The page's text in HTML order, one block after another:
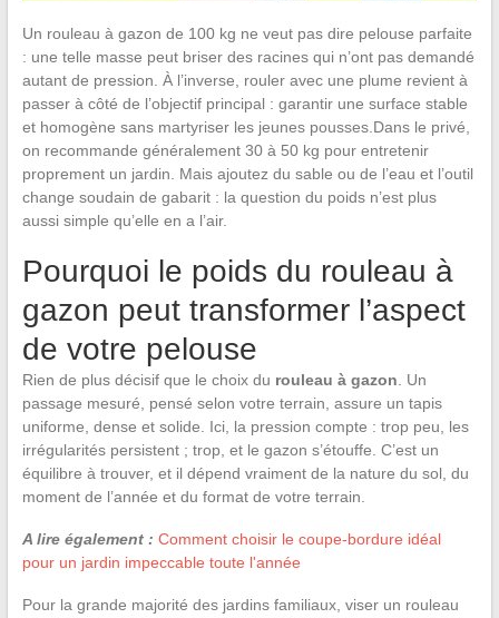
Un rouleau à gazon de 100 kg ne veut pas dire pelouse parfaite
: une telle masse peut briser des racines qui n’ont pas demandé
autant de pression. À l’inverse, rouler avec une plume revient à
passer à côté de l’objectif principal : garantir une surface stable
et homogène sans martyriser les jeunes pousses.Dans le privé,
on recommande généralement 30 à 50 kg pour entretenir
proprement un jardin. Mais ajoutez du sable ou de l’eau et l’outil
change soudain de gabarit : la question du poids n’est plus
aussi simple qu’elle en a l’air.
Pourquoi le poids du rouleau à
gazon peut transformer l’aspect
de votre pelouse
Rien de plus décisif que le choix du rouleau à gazon . Un
passage mesuré, pensé selon votre terrain, assure un tapis
uniforme, dense et solide. Ici, la pression compte : trop peu, les
irrégularités persistent ; trop, et le gazon s’étouffe. C’est un
équilibre à trouver, et il dépend vraiment de la nature du sol, du
moment de l’année et du format de votre terrain.
A lire également : Comment choisir le coupe-bordure idéal
pour un jardin impeccable toute l'année
Pour la grande majorité des jardins familiaux, viser un rouleau